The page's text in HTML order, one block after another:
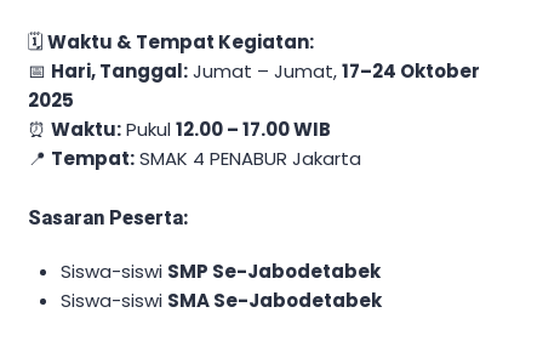
🗓️Waktu & Tempat Kegiatan:
📅 Hari, Tanggal:Jumat – Jumat,17–24 Oktober
2025
⏰ Waktu:Pukul12.00 – 17.00 WIB
📍 Tempat:SMAK 4 PENABUR Jakarta
Sasaran Peserta:
Siswa-siswi SMP Se-Jabodetabek
Siswa-siswi SMA Se-Jabodetabek